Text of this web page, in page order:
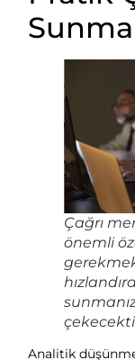
Çağrı
önemli
Analitik